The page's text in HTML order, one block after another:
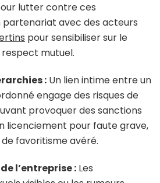
lutter contre ces
avec des acteurs
pour sensibiliser sur le
mutuel.
: Un lien intime entre un
engage des risques de
provoquer des sanctions
licenciement pour faute grave,
favoritisme avéré.
l’entreprise : Les